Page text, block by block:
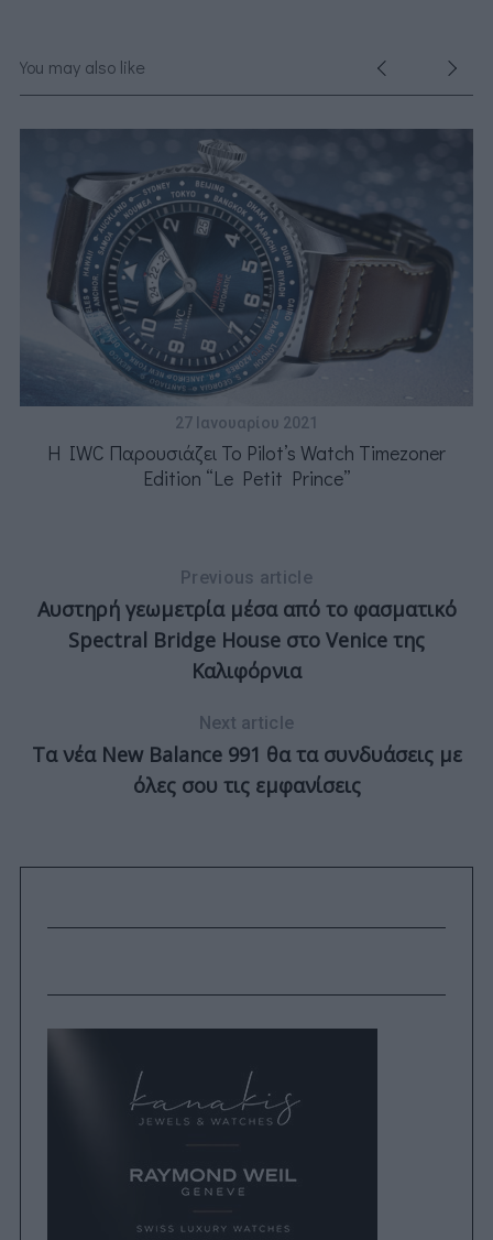
You may also like
27 Ιανουαρίου 2021
H IWC Παρουσιάζει Το Pilot’s Watch Timezoner
Edition “Le Petit Prince”
Previous article
Αυστηρή γεωμετρία μέσα από το φασματικό
Spectral Bridge House στο Venice της
Καλιφόρνια
Next article
Τα νέα New Balance 991 θα τα συνδυάσεις με
όλες σου τις εμφανίσεις